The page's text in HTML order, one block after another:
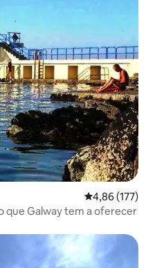
4,86 de uma
4,86 (177)
que Galway tem a oferecer